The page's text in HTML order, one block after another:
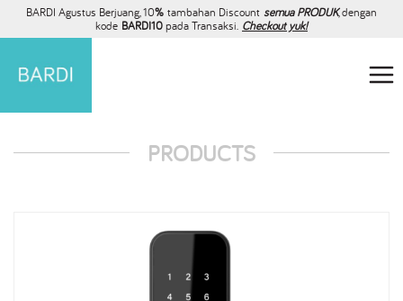
BARDI Agustus Berjuang, 10% tambahan Discount semua PRODUK, dengan
kode BARDI10pada Transaksi. Checkout yuk!
PRODUCTS